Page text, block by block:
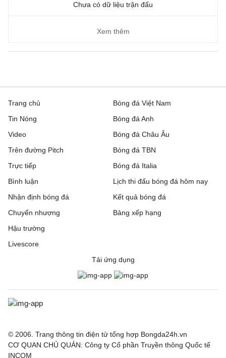
Chưa có dữ liệu trận đấu
Xem thêm
Trang chủ
Tin Nóng
Video
Trên đường Pitch
Trực tiếp
Bóng đá Việt Nam
Bóng đá Anh
Bóng đá Châu Âu
Bóng đá TBN
Bóng đá Italia
Bình luận
Nhận định bóng đá
Chuyển nhượng
Hậu trường
Livescore
Lịch thi đấu bóng đá hôm nay
Kết quả bóng đá
Bảng xếp hạng
Tải ứng dụng
© 2006. Trang thông tin điện tử tổng hợp Bongda24h.vn
CƠ QUAN CHỦ QUẢN: Công ty Cổ phần Truyền thông Quốc tế
INCOM